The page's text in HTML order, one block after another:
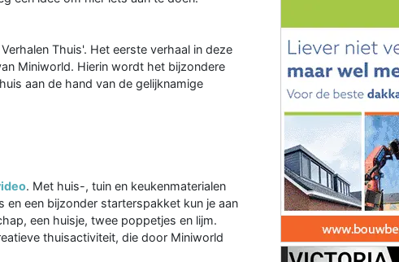
Thuis'. Het eerste verhaal in deze
Miniworld. Hierin wordt het bijzondere
aan de hand van de gelijknamige
. Met huis-, tuin en keukenmaterialen
en een bijzonder starterspakket kun je aan
een huisje, twee poppetjes en lijm.
thuisactiviteit, die door Miniworld